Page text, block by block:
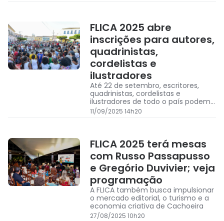
FLICA 2025 abre
inscrições para autores,
quadrinistas,
cordelistas e
ilustradores
Até 22 de setembro, escritores,
quadrinistas, cordelistas e
ilustradores de todo o país podem
se inscrever para participar da 13ª
FLICA
11/09/2025 14h20
FLICA 2025 terá mesas
com Russo Passapusso
e Gregório Duvivier; veja
programação
A FLICA também busca impulsionar
o mercado editorial, o turismo e a
economia criativa de Cachoeira
27/08/2025 10h20